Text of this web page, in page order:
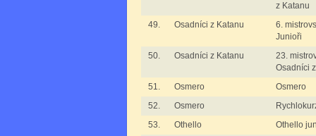
z Katanu
49.
Osadníci z Katanu
6.
Junioři
50.
Osadníci z Katanu
23.
Osadníci
51.
Osmero
Osmero
52.
Osmero
53.
Othello
Othello